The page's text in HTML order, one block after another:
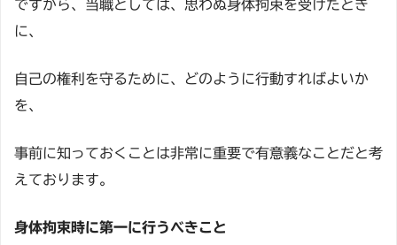
ですから、当職としては、思わぬ身体拘束を受けたとき
に、
自己の権利を守るために、どのように行動すればよいか
を、
事前に知っておくことは非常に重要で有意義なことだと考
えております。
身体拘束時に第一に行うべきこと